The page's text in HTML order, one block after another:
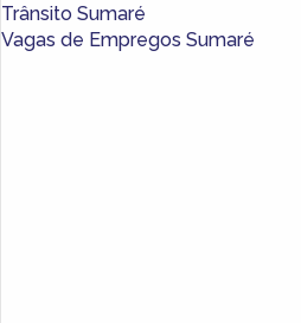
Trânsito Sumaré
Vagas de Empregos Sumaré